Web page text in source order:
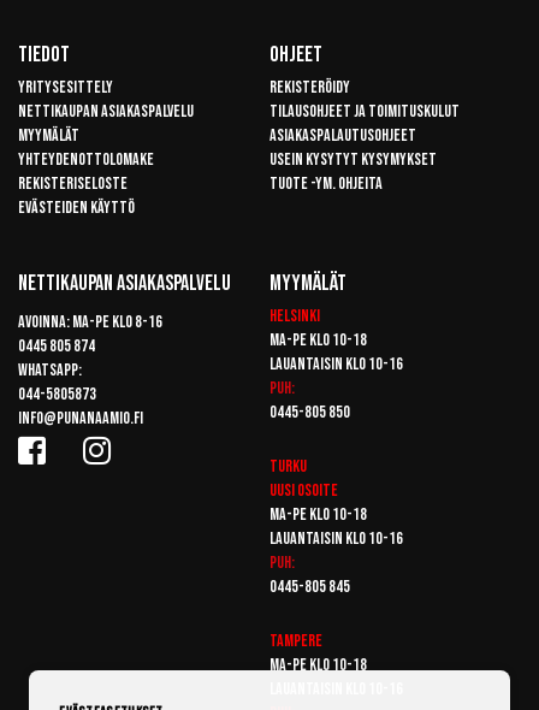
Tiedot
Yritysesittely
Nettikaupan asiakaspalvelu
Myymälät
Yhteydenottolomake
Rekisteriseloste
Evästeiden käyttö
Ohjeet
Rekisteröidy
Tilausohjeet ja toimituskulut
Asiakaspalautusohjeet
Usein kysytyt kysymykset
Tuote -ym. ohjeita
Nettikaupan Asiakaspalvelu
Avoinna: Ma-pe klo 8-16
0445 805 874
Whatsapp:
044-5805873
info@punanaamio.fi
Myymälät
Helsinki
Ma-pe klo 10-18
Lauantaisin klo 10-16
Puh:
0445-805 850
Turku
Uusi osoite
Ma-pe klo 10-18
Lauantaisin klo 10-16
Puh:
0445-805 845
Tampere
Ma-pe klo 10-18